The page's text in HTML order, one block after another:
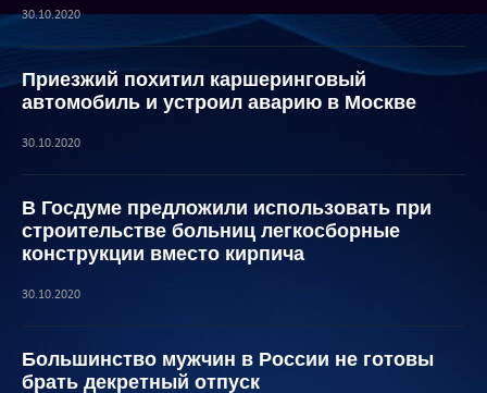
30.10.2020
Приезжий похитил каршеринговый
автомобиль и устроил аварию в Москве
30.10.2020
В Госдуме предложили использовать при
строительстве больниц легкосборные
конструкции вместо кирпича
30.10.2020
Большинство мужчин в России не готовы
брать декретный отпуск